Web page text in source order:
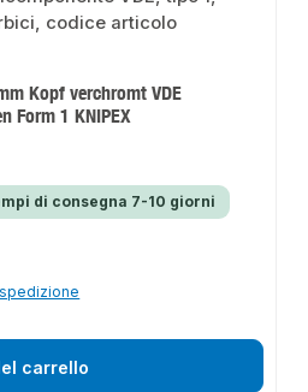
Kopf verchromt VDE
Form 1 KNIPEX
di consegna 7-10 giorni
carrello